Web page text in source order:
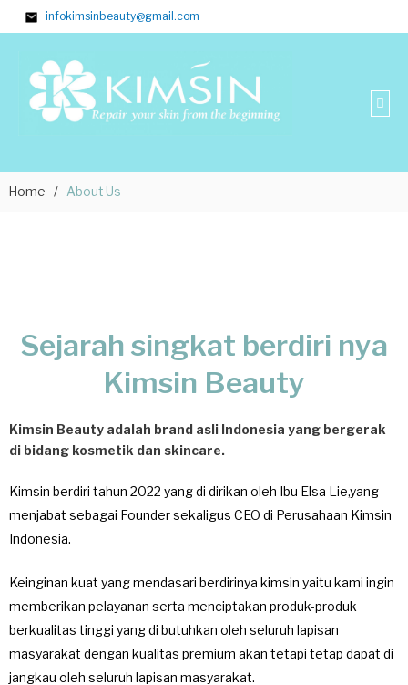
infokimsinbeauty@gmail.com
Home / About Us
Sejarah singkat berdiri nya
Kimsin Beauty
Kimsin Beauty adalah brand asli Indonesia yang bergerak
di bidang kosmetik dan skincare.
Kimsin berdiri tahun 2022 yang di dirikan oleh Ibu Elsa Lie,yang
menjabat sebagai Founder sekaligus CEO di Perusahaan Kimsin
Indonesia.
Keinginan kuat yang mendasari berdirinya kimsin yaitu kami ingin
memberikan pelayanan serta menciptakan produk-produk
berkualitas tinggi yang di butuhkan oleh seluruh lapisan
masyarakat dengan kualitas premium akan tetapi tetap dapat di
jangkau oleh seluruh lapisan masyarakat.